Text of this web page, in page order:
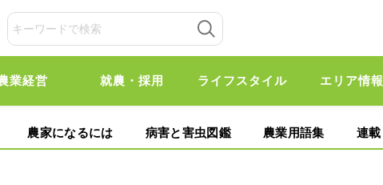
業経営 就農・採用 ライフスタイル エリア情報
農家になるには 病害と害虫図鑑 農業用語集 連載